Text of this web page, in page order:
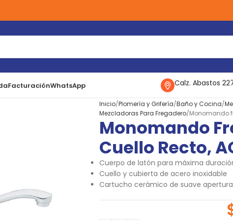
FacturaciónWhatsApp Calz. Abastos
Inicio Plomería y Grifería Baño y Cocina
Mezcladoras Para Fregadero Monomando
Monomando
Cuello Recto,
Cuerpo de latón para máxima
Cuello y cubierta de acero inoxidable
Cartucho cerámico de suave apertura